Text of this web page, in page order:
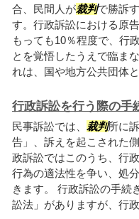
合、民間人が裁判で勝訴
す。行政訴訟における原
もっても10％程度で、行
とを覚悟したうえで臨ま
れは、国や地方公共団体
行政訴訟を行う際の手
民事訴訟では、 裁判所に
告」、訴えを起こされた
政訴訟ではこのうち、行
行為の適法性を争い、処
きます。 行政訴訟の手続
訟法」がありますが、行